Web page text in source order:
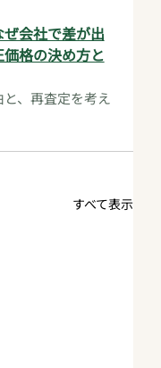
会社で差が出
格の決め方と
、再査定を考え
すべて表示